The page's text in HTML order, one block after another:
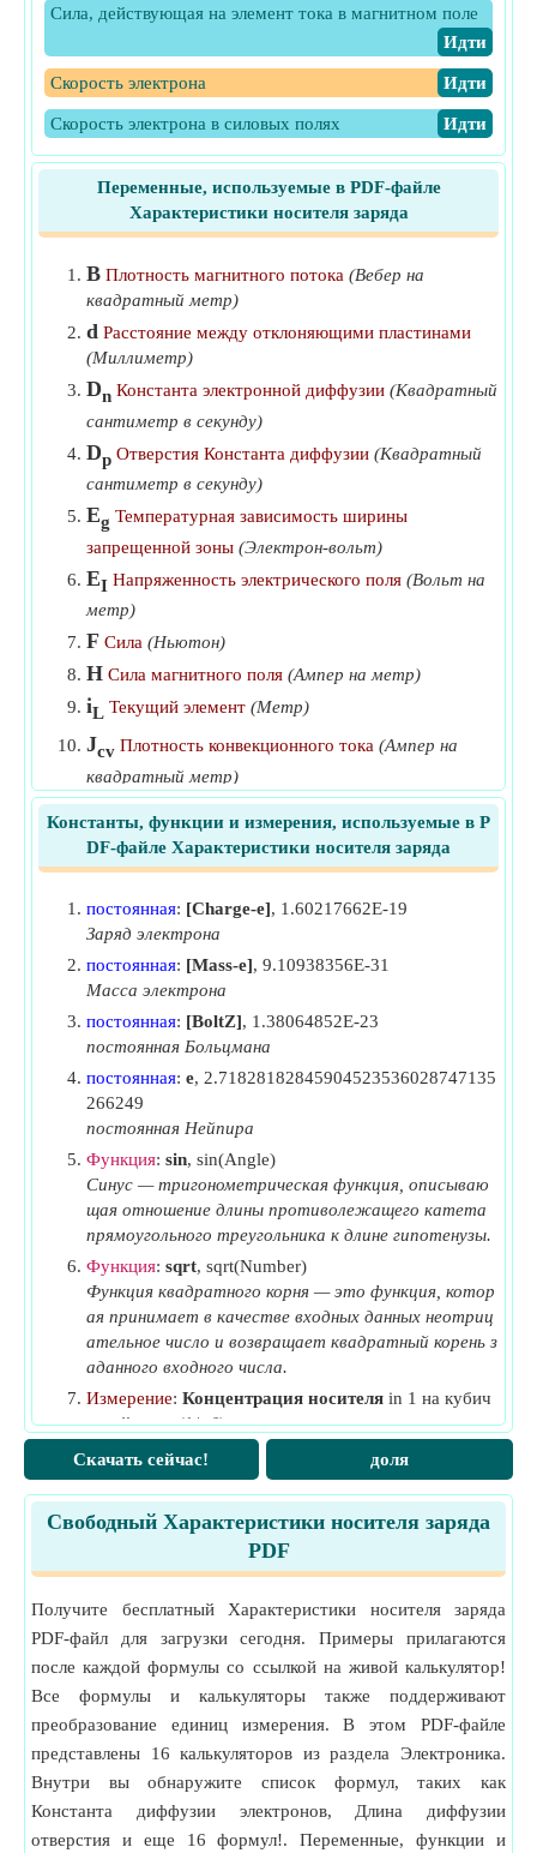
Сила, действующая на элемент тока в магнитном поле
​Идти
Скорость электрона ​Идти
Скорость электрона в силовых полях ​Идти
Тепловое напряжение ​Идти
Тепловое напряжение с использованием уравнения
Эйнштейна
​Идти
Чувствительность ЭЛТ к электростатическому
отклонению
Электропроводность в металлах ​Идти
Переменные, используемые в PDF-файле
Характеристики носителя заряда
B Плотность магнитного потока (Вебер на
квадратный метр)
d Расстояние между отклоняющими пластинами
(Миллиметр)
Dn Константа электронной диффузии (Квадратный
сантиметр в секунду)
Dp Отверстия Константа диффузии (Квадратный
сантиметр в секунду)
Eg Температурная зависимость ширины
запрещенной зоны (Электрон-вольт)
EI Напряженность электрического поля (Вольт на
метр)
F Сила (Ньютон)
H Сила магнитного поля (Ампер на метр)
iL Текущий элемент (Метр)
Jcv Плотность конвекционного тока (Ампер на
квадратный метр)
J Плотность электронного тока (Ампер на
квадратный метр)
Jp Отверстия Плотность тока (Ампер на
квадратный метр)
L Расстояние экрана и отклоняющих пластин
(Миллиметр)
Lp Отверстия Диффузионная длина
n Концентрация большинства носителей
кубический метр)
Nc Эффективная плотность в валентной зоне
кубический метр)
Ne Электронная концентрация
метр)
n Концентрация внутреннего носителя (1 на
кубический метр)
Np Концентрация отверстий
(1 на кубический
метр)
Nv Эффективная плотность в зоне проводимости (1
на кубический метр)
p Концентрация миноритарных перевозчиков (1
на кубический метр)
Se Электростатическая чувствительность к
отклонению (метр на вольт)
T Температура (Кельвин)
tc Период кругового пути частицы (Наносекунда)
v Скорость заряда (метр в секунду)
V Напряжение (вольт)
Ve Электронная скорость (метр в секунду)
V Скорость электрона в силовых полях (метр в
Vv Скорость из-за напряжения (метр в секунду)
δ Прогиб луча (Миллиметр)
Константы, функции и измерения, используемые в P
DF-файле Характеристики носителя заряда
постоянная: [Charge-e], 1.60217662E-19
Заряд электрона
постоянная: [Mass-e], 9.10938356E-31
Масса электрона
постоянная: [BoltZ], 1.38064852E-23
постоянная Больцмана
постоянная: e, 2.71828182845904523536028747135
266249
постоянная Нейпира
Функция: sin, sin(Angle)
Синус — тригонометрическая функция, описываю
щая отношение длины противолежащего катета
прямоугольного треугольника к длине гипотенузы.
Функция: sqrt, sqrt(Number)
Функция квадратного корня — это функция, котор
ая принимает в качестве входных данных неотриц
ательное число и возвращает квадратный корень з
аданного входного числа.
Измерение: Концентрация носителя in 1 на кубич
еский метр (1/m³)
Концентрация носителя Преобразование единиц из
Измерение:Энергияin Электрон-вольт (eV)
Энергия Преобразование единиц измерения
Температура
Измерение:Длинаin Метр (m), Миллиметр (mm)
Длина Преобразование единиц измерения
Измерение:диффузияin Квадратный сантиметр в с
екунду (cm²/s)
диффузия Преобразование единиц измерения
Измерение :Времяin Второй (s), Наносекунда (ns)
Время Преобразование единиц измерения
Измерение:Мобильностьin Квадратный метр на в
ольт в секунду (m²/V*s)
Скачать сейчас! доля
Свободный Характеристики носителя заряда
PDF
Получите бесплатный Характеристики носителя заряда
PDF-файл для загрузки сегодня. Примеры прилагаются
после каждой формулы со ссылкой на живой калькулятор!
Все формулы и калькуляторы также поддерживают
преобразование единиц измерения. В этом PDF-файле
представлены 16 калькуляторов из раздела Электроника.
Внутри вы обнаружите список формул, таких как
Константа диффузии электронов, Длина диффузии
отверстия и еще 16 формул!. Переменные, функции и